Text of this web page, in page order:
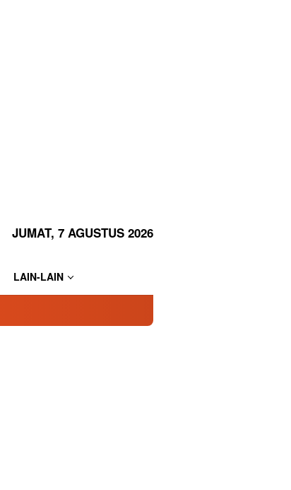
JUMAT, 7 AGUSTUS 2026
LAIN-LAIN